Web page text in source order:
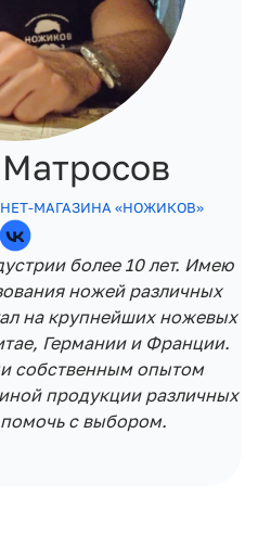
МАГАЗИНА «НОЖИКОВ»
более 10 лет. Имею
ножей различных
на крупнейших ножевых
Германии и Франции.
собственным опытом
продукции различных
с выбором.